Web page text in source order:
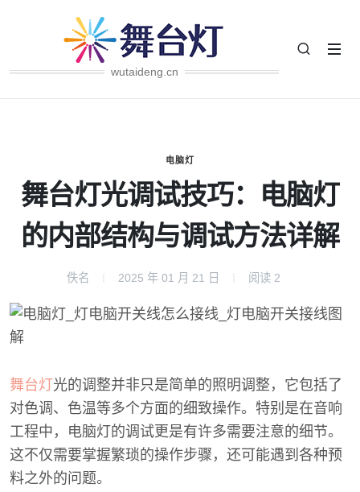
wutaideng.cn
电脑灯
舞台灯光调试技巧：电脑灯
的内部结构与调试方法详解
佚名 2025 年 01 月 21 日 阅读 2
舞台灯光的调整并非只是简单的照明调整，它包括了
对色调、色温等多个方面的细致操作。特别是在音响
工程中，电脑灯的调试更是有许多需要注意的细节。
这不仅需要掌握繁琐的操作步骤，还可能遇到各种预
料之外的问题。